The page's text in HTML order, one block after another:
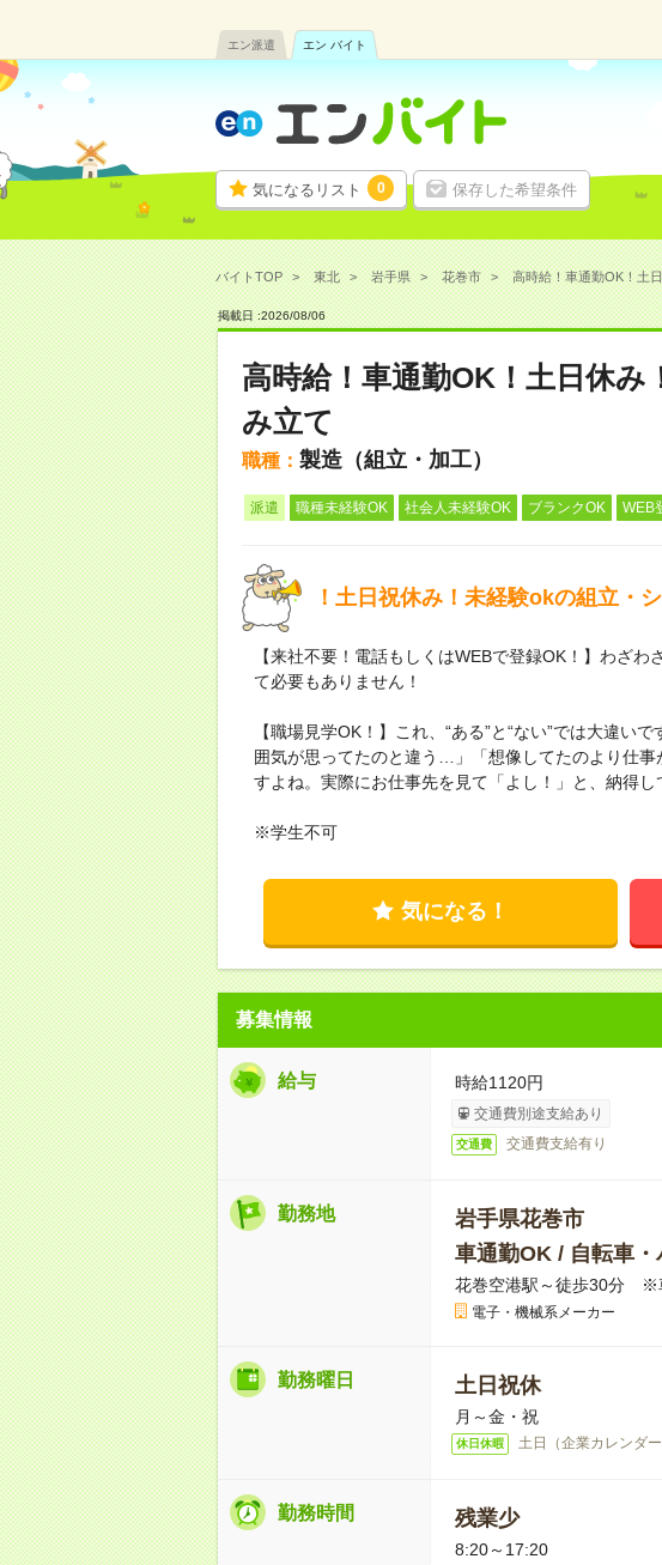
エン派遣 エン バイト
気になるリスト 0 保存した希望条件
バイトTOP 東北 岩手県 花巻市 高時給！車通勤OK！土
掲載日 :2026/08/06
高時給！車通勤OK！土日休み
み立て
職種： 製造（組立・加工）
派遣 職種未経験OK 社会人未経験OK ブランクOK WEB
！土日祝休み！未経験okの組立・
【来社不要！電話もしくはWEBで登録OK！】わざ
て必要もありません！
【職場見学OK！】これ、“ある”と“ない”では大違い
囲気が思ってたのと違う…」「想像してたのより仕
すよね。実際にお仕事先を見て「よし！」と、納得
※学生不可
気になる！
募集情報
給与 時給1120円
交通費別途支給あり
交通費 交通費支給有り
勤務地
岩手県花巻市
車通勤OK / 自転車
花巻空港駅～徒歩30分 ※
電子・機械系メーカー
勤務曜日 土日祝休
月～金・祝
休日休暇 土日（企業カレンダー
勤務時間 残業少
8:20～17:20